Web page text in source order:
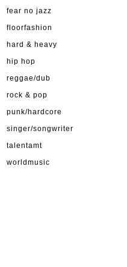
fear no jazz
floorfashion
hard & heavy
hip hop
reggae/dub
rock & pop
punk/hardcore
singer/songwriter
talentamt
worldmusic